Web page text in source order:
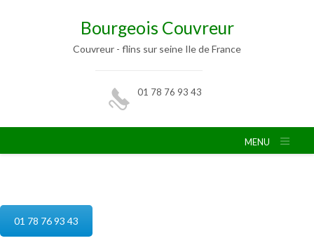
Bourgeois Couvreur
Couvreur - flins sur seine Ile de France
01 78 76 93 43
MENU
01 78 76 93 43